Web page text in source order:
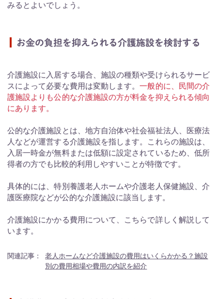
みるとよいでしょう。
お金の負担を抑えられる介護施設を検討する
介護施設に入居する場合、施設の種類や受けられるサービ
スによって必要な費用は変動します。一般的に、民間の介
護施設よりも公的な介護施設の方が料金を抑えられる傾向
にあります。
公的な介護施設とは、地方自治体や社会福祉法人、医療法
人などが運営する介護施設を指します。これらの施設は、
入居一時金が無料または低額に設定されているため、低所
得者の方でも比較的利用しやすいことが特徴です。
具体的には、特別養護老人ホームや介護老人保健施設、介
護医療院などが公的な介護施設に該当します。
介護施設にかかる費用について、こちらで詳しく解説して
います。
関連記事： 老人ホームなど介護施設の費用はいくらかかる？施設
別の費用相場や費用の内訳を紹介